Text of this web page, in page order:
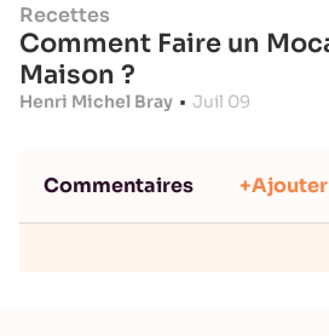
Recettes
Comment Faire un
Maison ?
Henri Michel Bray • Juil 09
Commentaires